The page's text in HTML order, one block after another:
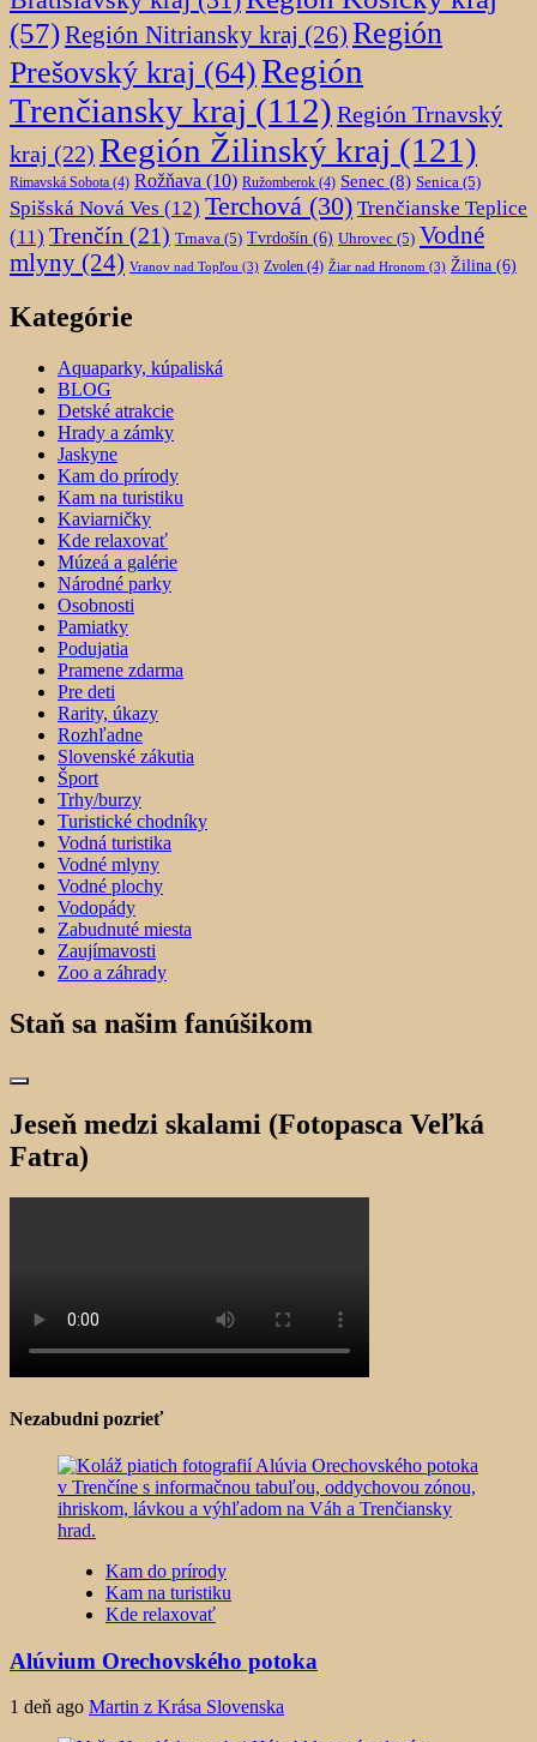
(57)Región Nitriansky kraj (26) Región
Prešovský kraj (64)Región
Trenčiansky kraj (112) Región Trnavský
kraj (22) Región Žilinský kraj (121)
Rimavská Sobota (4) Rožňava (10) Ružomberok (4) Senec (8) Senica (5)
Spišská Nová Ves (12) Terchová (30) Trenčianske Teplice
(11) Trenčín (21) Trnava (5) Tvrdošín (6) Uhrovec (5) Vodné
mlyny (24) Vranov nad Topľou (3) Zvolen (4) Žiar nad Hronom (3) Žilina (6)
Kategórie
Aquaparky, kúpaliská
BLOG
Detské atrakcie
Hrady a zámky
Jaskyne
Kam do prírody
Kam na turistiku
Kaviarničky
Kde relaxovať
Múzeá a galérie
Národné parky
Osobnosti
Pamiatky
Podujatia
Pramene zdarma
Pre deti
Rarity, úkazy
Rozhľadne
Slovenské zákutia
Šport
Trhy/burzy
Turistické chodníky
Vodná turistika
Vodné mlyny
Vodné plochy
Vodopády
Zabudnuté miesta
Zaujímavosti
Zoo a záhrady
Staň sa našim fanúšikom
Jeseň medzi skalami (Fotopasca Veľká
Fatra)
Nezabudni pozrieť
Kam do prírody
Kam na turistiku
Kde relaxovať
Alúvium Orechovského potoka
1 deň ago Martin z Krása Slovenska